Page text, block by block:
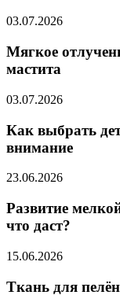
03.07.2026
Мягкое
мастита
03.07.2026
Как выбрать
внимание
23.06.2026
Развитие
что даст?
15.06.2026
Ткань для